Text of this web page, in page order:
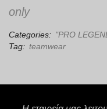
only
Categories: "PRO
Tag: teamwear